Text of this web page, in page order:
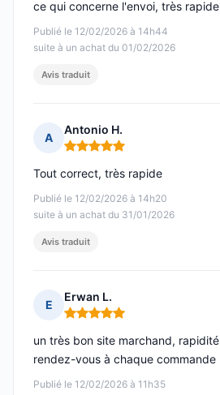
Publié le 12/02/2026 à 14h44
suite à un achat du 01/02/2026
ce qui concerne l'envoi, très
Avis traduit
A
Antonio H.
Note : 5 sur 5
Publié le 12/02/2026 à 14h20
suite à un achat du 31/01/2026
Tout correct, très rapide
Avis traduit
E
Erwan L.
Note : 5 sur 5
Publié le 12/02/2026 à 11h35
un très bon site marchand,
rendez-vous à chaque commande